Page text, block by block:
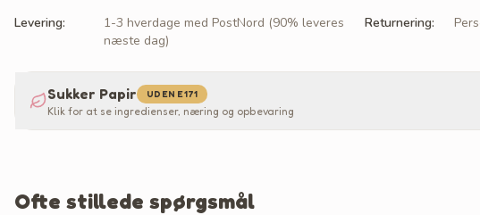
Levering:
1-3 hverdage med PostNord (90% leveres
næste dag)
Returnering:
Sukker Papir UDEN E171
Klik for at se ingredienser, næring og opbevaring
Ofte stillede spørgsmål